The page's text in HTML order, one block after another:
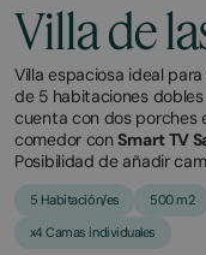
Villa de
Villa espaciosa ideal
de 5 habitaciones
cuenta con dos porches
comedor conSmart TV
Posibilidad de añadir
5 Habitación/es 500 m2
x4 Camas individuales